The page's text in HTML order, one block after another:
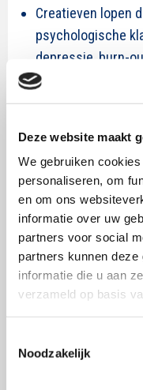
Deze website maakt
We gebruiken
personaliseren, om
en om ons
informatie over uw
partners voor social
partners kunnen
informatie die u aan
verzameld op basis
Noodzakelijk
Creatieven lopen
psychologische
depressie, burn-
allergische
obesitas) en
komt op 3
1)hetcheater effect:
voldoet aan de
risicomijdend zijn,
zoeken tot fake
een high-level
talent te tonen
worden gebruikt om